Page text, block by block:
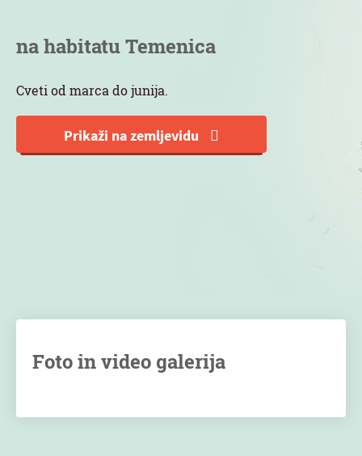
na habitatu Temenica
Cveti od marca do junija.
Prikaži na zemljevidu
Foto in video galerija